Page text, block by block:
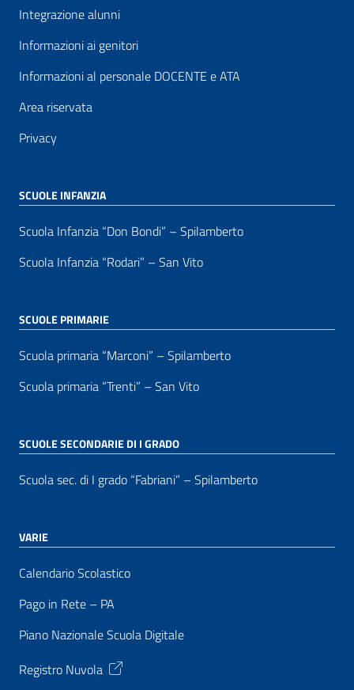
Integrazione alunni
Informazioni ai genitori
Informazioni al personale DOCENTE e ATA
Area riservata
Privacy
SCUOLE INFANZIA
Scuola Infanzia “Don Bondi” – Spilamberto
Scuola Infanzia “Rodari” – San Vito
SCUOLE PRIMARIE
Scuola primaria “Marconi” – Spilamberto
Scuola primaria “Trenti” – San Vito
SCUOLE SECONDARIE DI I GRADO
Scuola sec. di I grado “Fabriani” – Spilamberto
VARIE
Calendario Scolastico
Pago in Rete – PA
Piano Nazionale Scuola Digitale
Registro Nuvola